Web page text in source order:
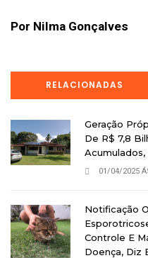
Por Nilma Gonçalves
RELACIONADAS
Geração
De R$ 7,8
Acumulados,
01/04/2025
Notificação
Controle E
Doença, Diz